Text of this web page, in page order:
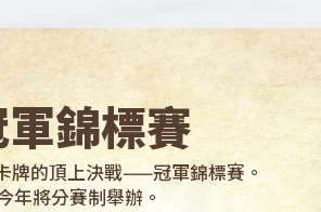
錦標賽
牌的頂上決戰——冠軍錦標賽。
年將分賽制舉辦。